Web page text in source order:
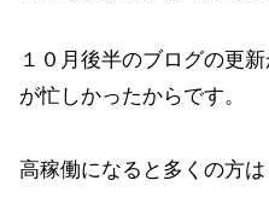
１０月後半のブログの更
が忙しかったからです。
高稼働になると多くの方は